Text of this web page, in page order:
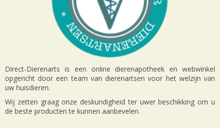
Direct-Dierenarts is een online dierenapotheek en webwinkel
opgericht door een team van dierenartsen voor het welzijn van
uw huisdieren.
Wij zetten graag onze deskundigheid ter uwer beschikking om u
de beste producten te kunnen aanbevelen.